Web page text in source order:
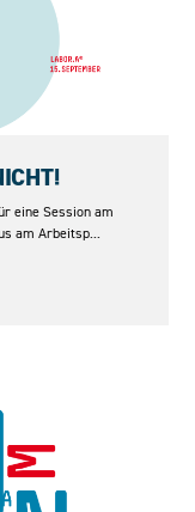
eine Session am
am Arbeitsp...